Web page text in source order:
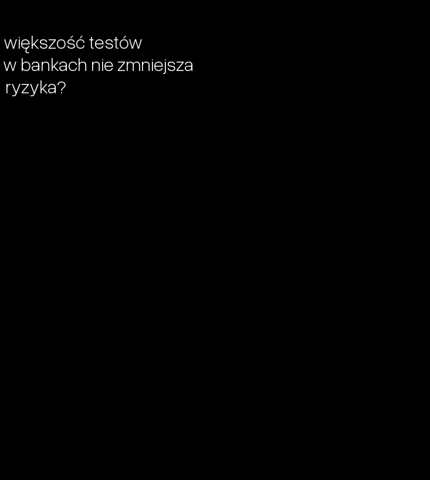
większość testów
w bankach nie zmniejsza
ryzyka?